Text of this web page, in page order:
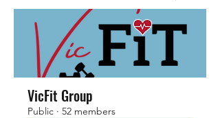
VicFit Group
Public · 52 members